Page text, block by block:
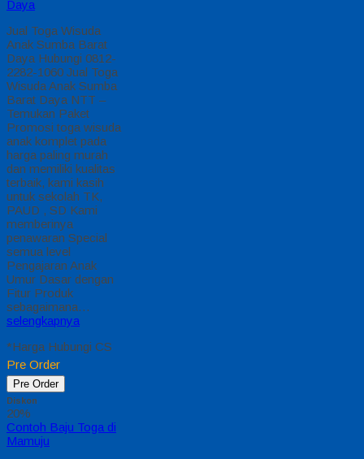
Daya
Jual Toga Wisuda
Anak Sumba Barat
Daya Hubungi 0812-
2282-1060 Jual Toga
Wisuda Anak Sumba
Barat Daya NTT –
Temukan Paket
Promosi toga wisuda
anak komplet pada
harga paling murah
dan memiliki kualitas
terbaik, kami kasih
untuk sekolah TK,
PAUD , SD Kami
memberinya
penawaran Special
semua level
Pengajaran Anak
Umur Dasar dengan
Fitur Produk
sebagaimana…
selengkapnya
*Harga Hubungi CS
Pre Order
Pre Order
Diskon
20%
Contoh Baju Toga di
Mamuju